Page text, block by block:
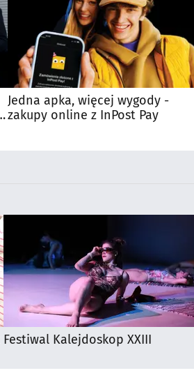
Jedna apka, więcej wygody -
zakupy online z InPost Pay
Festiwal Kalejdoskop XXIII